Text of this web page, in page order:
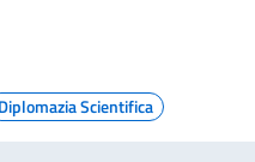
Diplomazia Scientifica